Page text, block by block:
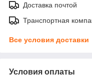
Доставка почтой
Транспортная
Все условия доставки
Условия оплаты